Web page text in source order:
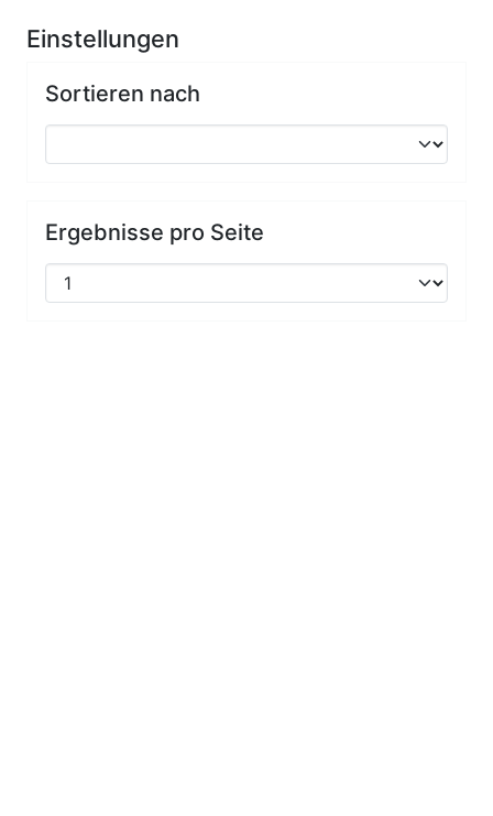
Einstellungen
Sortieren nach
Ergebnisse pro Seite